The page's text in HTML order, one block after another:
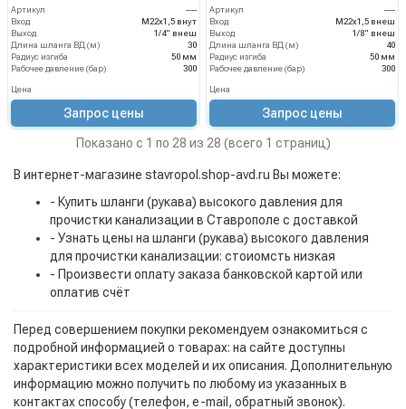
Артикул
----
Вход
М22х1,5 внут
Выход
1/4" внеш
Длина шланга ВД (м)
30
Радиус изгиба
50 мм
Рабочее давление (бар)
300
Цена
Запрос цены
Артикул
----
Вход
М22х1,5 внеш
Выход
1/8" внеш
Длина шланга ВД (м)
40
Радиус изгиба
50 мм
Рабочее давление (бар)
300
Цена
Запрос цены
Показано с 1 по 28 из 28 (всего 1 страниц)
В интернет-магазине stavropol.shop-avd.ru Вы можете:
- Купить шланги (рукава) высокого давления для
прочистки канализации в Ставрополе с доставкой
- Узнать цены на шланги (рукава) высокого давления
для прочистки канализации: стоиомсть низкая
- Произвести оплату заказа банковской картой или
оплатив счёт
Перед совершением покупки рекомендуем ознакомиться с
подробной информацией о товарах: на сайте доступны
характеристики всех моделей и их описания. Дополнительную
информацию можно получить по любому из указанных в
контактах способу (телефон, e-mail, обратный звонок).